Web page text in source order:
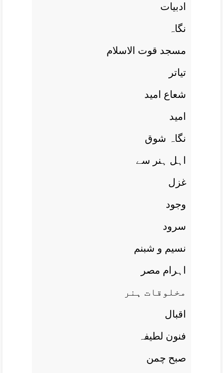
ادبيات
نگاہ
مسجد قوت الاسلام
تياتر
شعاع اميد
اميد
نگاہ شوق
اہل ہنر سے
غزل
وجود
سرود
نسيم و شبنم
اہرام مصر
مخلوقات ہنر
اقبال
فنون لطيفہ
صبح چمن